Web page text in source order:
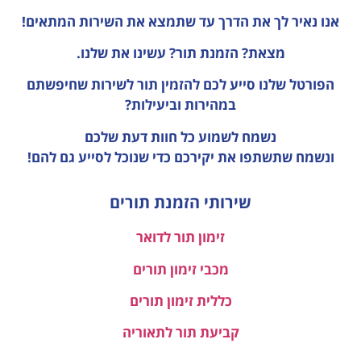
אנו נאיר לך את הדרך עד שתמצא את השירות המתאים!
מצאת? הזמנת תור? עשינו את שלנו.
הפורטל שלנו סייע לכם להזמין תור לשירות שחיפשתם
במהירות וביעילות?
נשמח לשמוע כל חוות דעתשלכם
ונשמח שתשתפו את יקירכם כדי שנוכל לסייע גם להם!
שירותי הזמנת תורים
זימון תור לדואר
מכבי זימון תורים
כללית זימון תורים
קביעת תור לתאוריה